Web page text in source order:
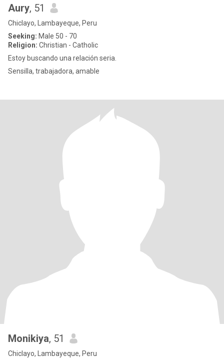
Aury, 51
Chiclayo, Lambayeque, Peru
Seeking: Male 50 - 70
Religion: Christian - Catholic
Estoy buscando una relación seria.
Sensilla, trabajadora, amable
Monikiya, 51
Chiclayo, Lambayeque, Peru